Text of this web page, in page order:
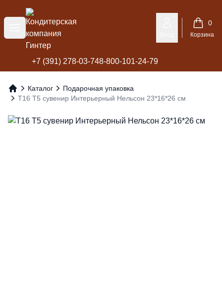
Меню
Кондитерская компания Гинтер
0
Корзина
+7 (391) 278-03-748-800-101-24-79
Главная
Каталог
Подарочная упаковка
Т16 Т5 сувенир Интерьерный Нельсон 23*16*26 см